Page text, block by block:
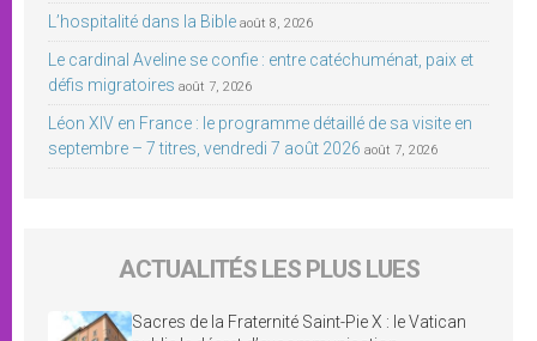
L’hospitalité dans la Bible août 8, 2026
Le cardinal Aveline se confie : entre catéchuménat, paix et
défis migratoires août 7, 2026
Léon XIV en France : le programme détaillé de sa visite en
septembre – 7 titres, vendredi 7 août 2026 août 7, 2026
ACTUALITÉS LES PLUS LUES
Sacres de la Fraternité Saint-Pie X : le Vatican